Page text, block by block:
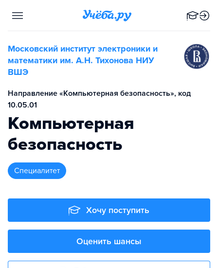
Московский институт электроники и
математики им. А.Н. Тихонова НИУ
ВШЭ
Направление «Компьютерная безопасность», код
10.05.01
Компьютерная
безопасность
специалитет
Хочу поступить
Оценить шансы